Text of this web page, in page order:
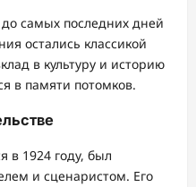
самых последних дней
остались классикой
в культуру и историю
в памяти потомков.
в 1924 году, был
и сценаристом. Его